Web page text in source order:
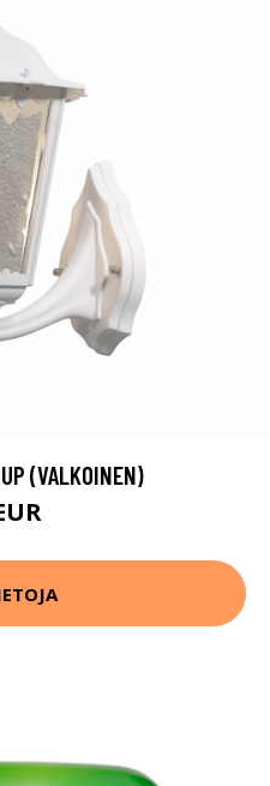
(VALKOINEN)